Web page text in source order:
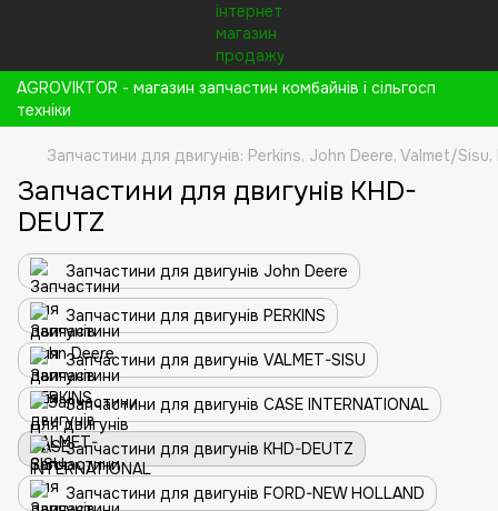
AGROVIKTOR - магазин запчастин комбайнів і сільгосп
техніки
Запчастини для двигунів: Perkins, John Deere, Valmet/
Запчастини для двигунів KHD-
DEUTZ
Запчастини для двигунів John Deere
Запчастини для двигунів PERKINS
Запчастини для двигунів VALMET-SISU
Запчастини для двигунів CASE INTERNATIONAL
Запчастини для двигунів KHD-DEUTZ
Запчастини для двигунів FORD-NEW HOLLAND